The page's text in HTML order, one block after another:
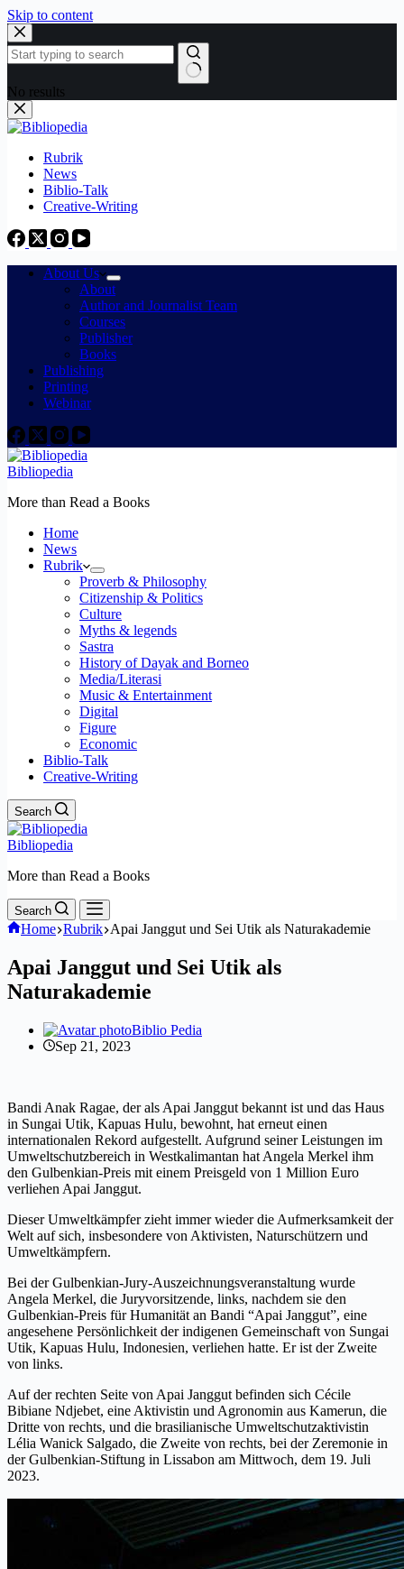
Skip to content
No results
Rubrik
News
Biblio-Talk
Creative-Writing
About Us
About
Author and Journalist Team
Courses
Publisher
Books
Publishing
Printing
Webinar
Bibliopedia
More than Read a Books
Home
News
Rubrik
Proverb & Philosophy
Citizenship & Politics
Culture
Myths & legends
Sastra
History of Dayak and Borneo
Media/Literasi
Music & Entertainment
Digital
Figure
Economic
Biblio-Talk
Creative-Writing
Search
Bibliopedia
More than Read a Books
Search
Home Rubrik Apai Janggut und Sei Utik als Naturakademie
Apai Janggut und Sei Utik als
Naturakademie
Biblio Pedia
Sep 21, 2023
Bandi Anak Ragae, der als Apai Janggut bekannt ist und das Haus
in Sungai Utik, Kapuas Hulu, bewohnt, hat erneut einen
internationalen Rekord aufgestellt. Aufgrund seiner Leistungen im
Umweltschutzbereich in Westkalimantan hat Angela Merkel ihm
den Gulbenkian-Preis mit einem Preisgeld von 1 Million Euro
verliehen Apai Janggut.
Dieser Umweltkämpfer zieht immer wieder die Aufmerksamkeit der
Welt auf sich, insbesondere von Aktivisten, Naturschützern und
Umweltkämpfern.
Bei der Gulbenkian-Jury-Auszeichnungsveranstaltung wurde
Angela Merkel, die Juryvorsitzende, links, nachdem sie den
Gulbenkian-Preis für Humanität an Bandi “Apai Janggut”, eine
angesehene Persönlichkeit der indigenen Gemeinschaft von Sungai
Utik, Kapuas Hulu, Indonesien, verliehen hatte. Er ist der Zweite
von links.
Auf der rechten Seite von Apai Janggut befinden sich Cécile
Bibiane Ndjebet, eine Aktivistin und Agronomin aus Kamerun, die
Dritte von rechts, und die brasilianische Umweltschutzaktivistin
Lélia Wanick Salgado, die Zweite von rechts, bei der Zeremonie in
der Gulbenkian-Stiftung in Lissabon am Mittwoch, dem 19. Juli
2023.